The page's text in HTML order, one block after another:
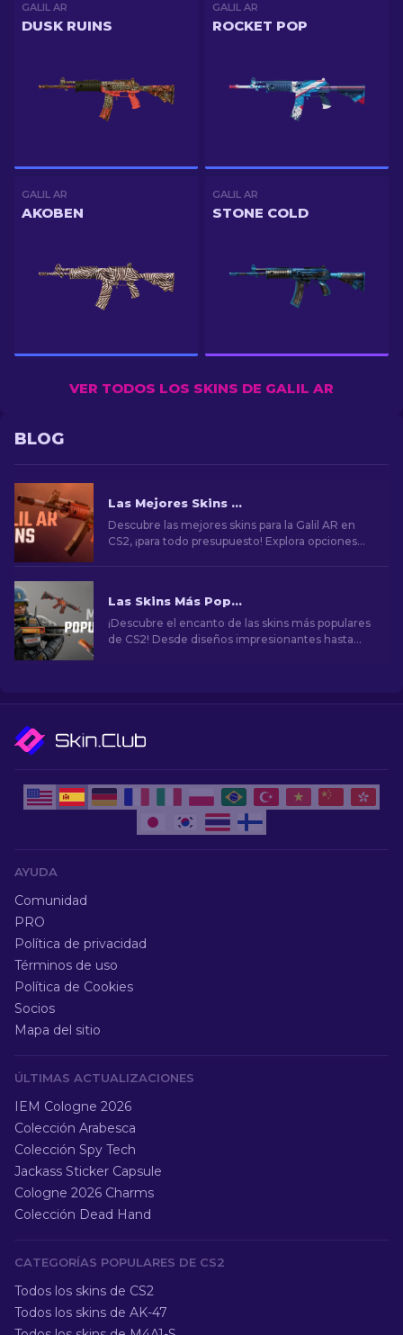
GALIL AR
DUSK RUINS
GALIL AR
ROCKET POP
GALIL AR
AKOBEN
GALIL AR
STONE COLD
VER TODOS LOS SKINS DE GALIL AR
BLOG
Las Mejores Skins Galil AR en CS2 [2026]
Descubre las mejores skins para la Galil AR en
CS2, ¡para todo presupuesto! Explora opciones
Las Skins Más Populares en CS2
¡Descubre el encanto de las skins más populares
de CS2! Desde diseños impresionantes hasta
AYUDA
Comunidad
PRO
Política de privacidad
Términos de uso
Política de Cookies
Socios
Mapa del sitio
ÚLTIMAS ACTUALIZACIONES
IEM Cologne 2026
Colección Arabesca
Colección Spy Tech
Jackass Sticker Capsule
Cologne 2026 Charms
Colección Dead Hand
CATEGORÍAS POPULARES DE CS2
Todos los skins de CS2
Todos los skins de AK-47